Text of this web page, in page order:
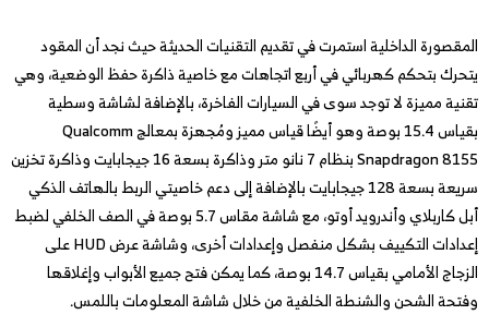
المقصورة الداخلية استمرت في تقديم التقنيات الحديثة حيث نجد أن المقود
يتحرك بتحكم كهربائي في أربع اتجاهات مع خاصية ذاكرة حفظ الوضعية، وهي
تقنية مميزة لا توجد سوى في السيارات الفاخرة، بالإضافة لشاشة وسطية
بقياس 15.4 بوصة وهو أيضًا قياس مميز ومُجهزة بمعالج Qualcomm
Snapdragon 8155 بنظام 7 نانو متر وذاكرة بسعة 16 جيجابايت وذاكرة تخزين
سريعة بسعة 128 جيجابايت بالإضافة إلى دعم خاصيتي الربط بالهاتف الذكي
أبل كاربلاي وأندرويد أوتو، مع شاشة مقاس 5.7 بوصة في الصف الخلفي لضبط
إعدادات التكييف بشكل منفصل وإعدادات أخرى، وشاشة عرض HUD على
الزجاج الأمامي بقياس 14.7 بوصة، كما يمكن فتح جميع الأبواب وإغلاقها
وفتحة الشحن والشنطة الخلفية من خلال شاشة المعلومات باللمس.